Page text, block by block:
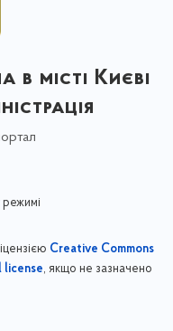
в місті Києві
Creative Commons
, якщо не зазначено